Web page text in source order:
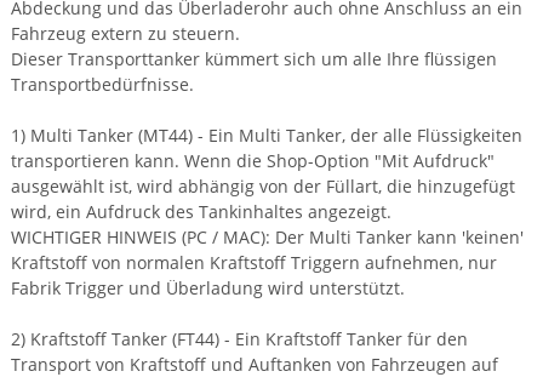
Abdeckung und das Überladerohr auch ohne Anschluss an ein
Fahrzeug extern zu steuern.
Dieser Transporttanker kümmert sich um alle Ihre flüssigen
Transportbedürfnisse.
1) Multi Tanker (MT44) - Ein Multi Tanker, der alle Flüssigkeiten
transportieren kann. Wenn die Shop-Option "Mit Aufdruck"
ausgewählt ist, wird abhängig von der Füllart, die hinzugefügt
wird, ein Aufdruck des Tankinhaltes angezeigt.
WICHTIGER HINWEIS (PC / MAC): Der Multi Tanker kann 'keinen'
Kraftstoff von normalen Kraftstoff Triggern aufnehmen, nur
Fabrik Trigger und Überladung wird unterstützt.
2) Kraftstoff Tanker (FT44) - Ein Kraftstoff Tanker für den
Transport von Kraftstoff und Auftanken von Fahrzeugen auf